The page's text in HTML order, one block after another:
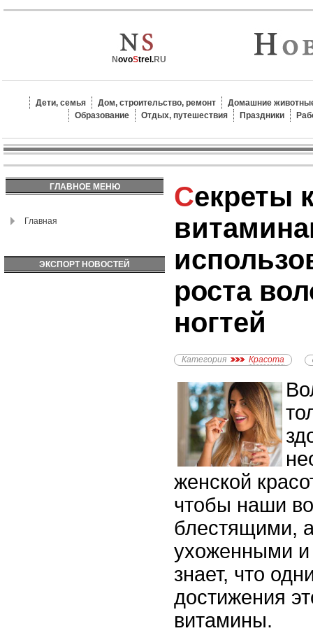
NovoStrel.RU
Дети, семья Дом, строительство, ремонт
Домашние
Образование
Отдых, путешествия Праздники
ГЛАВНОЕ МЕНЮ
Главная
ЭКСПОРТ НОВОСТЕЙ
Секреты красоты с
роста
ногтей
Категория Красота
женской
чтобы наши
блестящими,
ухоженными
знает, что
достижения
витамины.